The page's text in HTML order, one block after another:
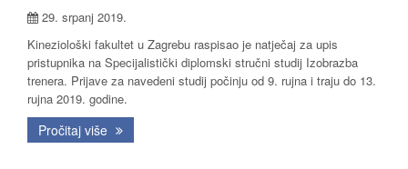
29. srpanj 2019.
Kineziološki fakultet u Zagrebu raspisao je natječaj za upis
pristupnika na Specijalistički diplomski stručni studij Izobrazba
trenera. Prijave za navedeni studij počinju od 9. rujna i traju do 13.
rujna 2019. godine.
Pročitaj više